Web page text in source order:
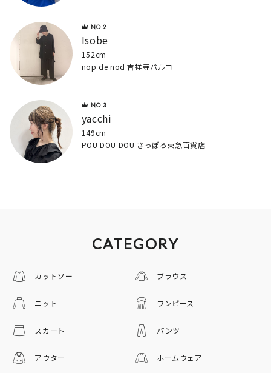
Isobe
152cm
nop de nod 吉祥寺パルコ
yacchi
149cm
POU DOU DOU さっぽろ東急百貨店
CATEGORY
カットソー ブラウス
ニット ワンピース
スカート パンツ
アウター ホームウェア